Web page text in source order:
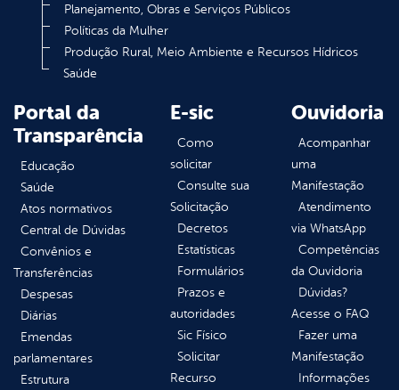
Planejamento, Obras e Serviços Públicos
Políticas da Mulher
Produção Rural, Meio Ambiente e Recursos Hídricos
Saúde
Portal da
Transparência
Educação
Saúde
Atos normativos
Central de Dúvidas
Convênios e
Transferências
Despesas
Diárias
Emendas
parlamentares
Estrutura
E-sic
Como
solicitar
Consulte sua
Solicitação
Decretos
Estatísticas
Formulários
Prazos e
autoridades
Sic Físico
Solicitar
Recurso
Ouvidoria
Acompanhar
uma
Manifestação
Atendimento
via WhatsApp
Competências
da Ouvidoria
Dúvidas?
Acesse o FAQ
Fazer uma
Manifestação
Informações